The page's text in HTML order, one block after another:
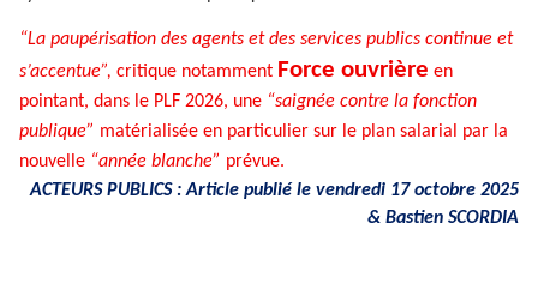
“La paupérisation des agents et des services publics continue et
s’accentue”, critique notamment Force ouvrière en
pointant, dans le PLF 2026, une “saignée contre la fonction
publique” matérialisée en particulier sur le plan salarial par la
nouvelle “année blanche” prévue.
ACTEURS PUBLICS : Article publié le vendredi 17 octobre 2025
& Bastien SCORDIA